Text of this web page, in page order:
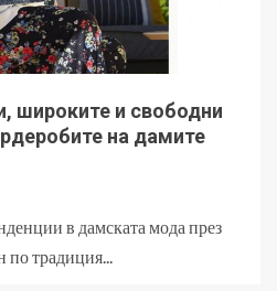
широките и свободни
на дамите
в дамската мода през
по традиция...